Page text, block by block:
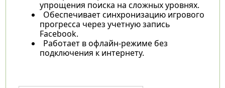
упрощения поиска на сложных уровнях.
Обеспечивает синхронизацию игрового
прогресса через учетную запись
Facebook.
Работает в офлайн-режиме без
подключения к интернету.